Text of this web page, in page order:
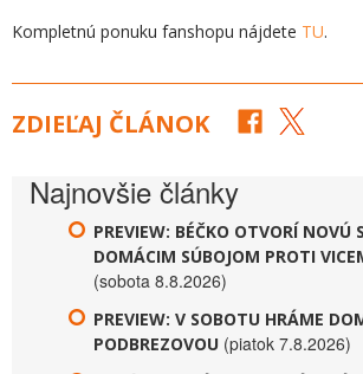
Kompletnú ponuku fanshopu nájdete TU.
ZDIEĽAJ ČLÁNOK
Najnovšie články
PREVIEW: BÉČKO OTVORÍ NOVÚ
DOMÁCIM SÚBOJOM PROTI
(sobota 8.8.2026)
PREVIEW: V SOBOTU HRÁME
PODBREZOVOU (piatok 7.8.2026)